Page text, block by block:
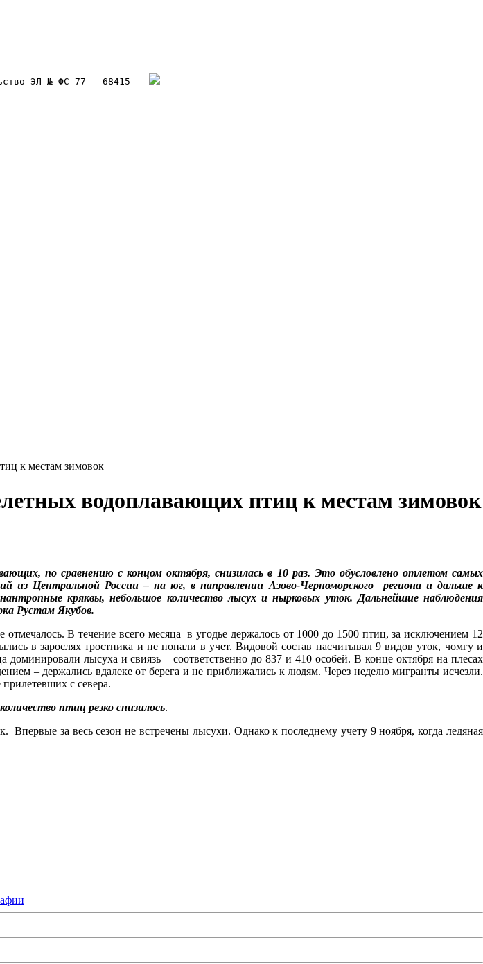
ЭЛ № ФС 77 – 68415
к местам зимовок
водоплавающих птиц к местам зимовок
по сравнению с концом октября, снизилась в 10 раз. Это обусловлено отлетом самых
из Центральной России – на юг, в направлении Азово-Черноморского региона и дальше к
кряквы, небольшое количество лысух и нырковых уток. Дальнейшие наблюдения
Рустам Якубов.
В течение всего месяца в угодье держалось от 1000 до 1500 птиц, за исключением 12
в зарослях тростника и не попали в учет. Видовой состав насчитывал 9 видов уток, чомгу и
лысуха и свиязь – соответственно до 837 и 410 особей. В конце октября на плесах
– держались вдалеке от берега и не приближались к людям. Через неделю мигранты исчезли.
с севера.
птиц резко снизилось.
за весь сезон не встречены лысухи. Однако к последнему учету 9 ноября, когда ледяная